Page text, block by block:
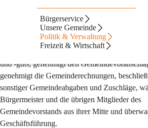
Bürgerservice
Unsere Gemeinde
Politik & Verwaltung
Freizeit & Wirtschaft
Gemeinderat
Der Gemeinderat ist das beschließende und
Organ und wird in geheimer Wahl gewählt. Er
beschließt über alle Angelegenheiten des
und -guts, genehmigt den
genehmigt die Gemeinderechnungen,
sonstiger Gemeindeabgaben und Zuschläge,
Bürgermeister und die übrigen Mitglieder des
Gemeindevorstands aus ihrer Mitte und
Geschäftsführung.